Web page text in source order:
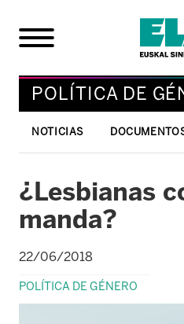
POLÍTICA DE
NOTICIAS
¿Lesbianas
manda?
22/06/2018
POLÍTICA DE GÉNERO